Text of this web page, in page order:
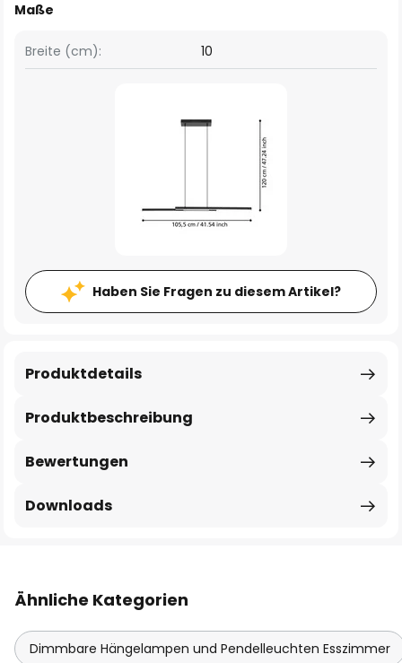
Maße
Breite (cm): 10
Haben Sie Fragen zu diesem Artikel?
Produktbeschreibung
Produktdetails
Bewertungen
Downloads
Ähnliche Kategorien
Dimmbare Hängelampen und Pendelleuchten Esszimmer